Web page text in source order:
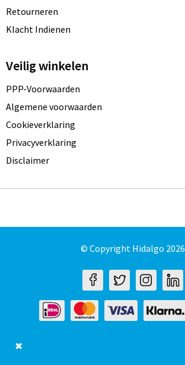
Retourneren
Klacht Indienen
Veilig winkelen
PPP-Voorwaarden
Algemene voorwaarden
Cookieverklaring
Privacyverklaring
Disclaimer
© Copyright Hidalgo 2026
✖